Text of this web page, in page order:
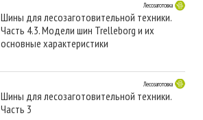
Лесозаготовка
Шины для лесозаготовительной техники.
Часть 4.3. Модели шин Trelleborg и их
основные характеристики
Лесозаготовка
Шины для лесозаготовительной техники.
Часть 3